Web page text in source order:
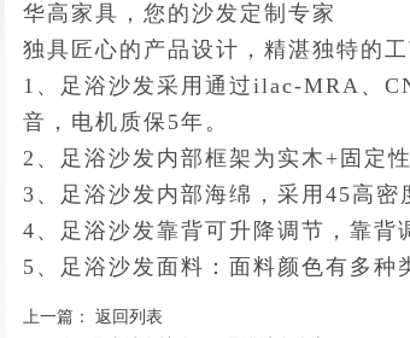
华高家具，您的沙发定制专家
独具匠心的产品设计，精湛独特的
1、足浴沙发采用通过ilac-MRA、
音，电机质保5年。
2、足浴沙发内部框架为实木+固定
3、足浴沙发内部海绵，采用45高密
4、足浴沙发靠背可升降调节，靠背
5、足浴沙发面料：面料颜色有多种
上一篇： 返回列表